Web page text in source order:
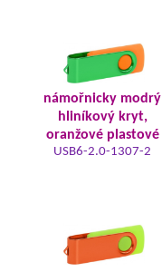
námořnicky modrý
hliníkový kryt,
oranžové plastové
USB6-2.0-1307-2